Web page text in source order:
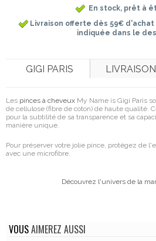
En stock, prêt à
Livraison offerte dès 59€
indiquée dans le
GIGI PARIS LIVRAISON
Les pinces à cheveux My Name is Gigi Paris
de cellulose (fibre de coton) de haute qualité.
pour la subtilité de sa transparence et sa
manière unique.
Pour préserver votre jolie pince, protégez de
avec une microfibre.
Découvrez l'univers de la
VOUSAIMEREZ AUSSI